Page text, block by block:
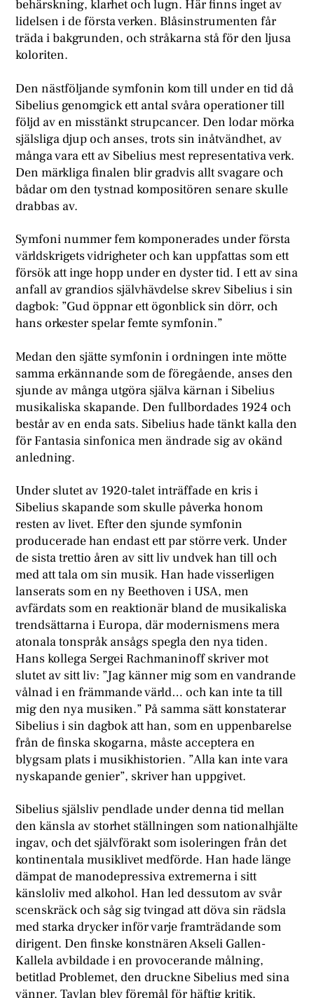
behärskning, klarhet och lugn. Här finns inget av
lidelsen i de första verken. Blåsinstrumenten får
träda i bakgrunden, och stråkarna stå för den ljusa
koloriten.
Den nästföljande symfonin kom till under en tid då
Sibelius genomgick ett antal svåra operationer till
följd av en misstänkt strupcancer. Den lodar mörka
själsliga djup och anses, trots sin inåtvändhet, av
många vara ett av Sibelius mest representativa verk.
Den märkliga finalen blir gradvis allt svagare och
bådar om den tystnad kompositören senare skulle
drabbas av.
Symfoni nummer fem komponerades under första
världskrigets vidrigheter och kan uppfattas som ett
försök att inge hopp under en dyster tid. I ett av sina
anfall av grandios självhävdelse skrev Sibelius i sin
dagbok: ”Gud öppnar ett ögonblick sin dörr, och
hans orkester spelar femte symfonin.”
Medan den sjätte symfonin i ordningen inte mötte
samma erkännande som de föregående, anses den
sjunde av många utgöra själva kärnan i Sibelius
musikaliska skapande. Den fullbordades 1924 och
består av en enda sats. Sibelius hade tänkt kalla den
för Fantasia sinfonica men ändrade sig av okänd
anledning.
Under slutet av 1920-talet inträffade en kris i
Sibelius skapande som skulle påverka honom
resten av livet. Efter den sjunde symfonin
producerade han endast ett par större verk. Under
de sista trettio åren av sitt liv undvek han till och
med att tala om sin musik. Han hade visserligen
lanserats som en ny Beethoven i USA, men
avfärdats som en reaktionär bland de musikaliska
trendsättarna i Europa, där modernismens mera
atonala tonspråk ansågs spegla den nya tiden.
Hans kollega Sergei Rachmaninoff skriver mot
slutet av sitt liv: ”Jag känner mig som en vandrande
vålnad i en främmande värld… och kan inte ta till
mig den nya musiken.” På samma sätt konstaterar
Sibelius i sin dagbok att han, som en uppenbarelse
från de finska skogarna, måste acceptera en
blygsam plats i musikhistorien. ”Alla kan inte vara
nyskapande genier”, skriver han uppgivet.
Sibelius själsliv pendlade under denna tid mellan
den känsla av storhet ställningen som nationalhjälte
ingav, och det självförakt som isoleringen från det
kontinentala musiklivet medförde. Han hade länge
dämpat de manodepressiva extremerna i sitt
känsloliv med alkohol. Han led dessutom av svår
scenskräck och såg sig tvingad att döva sin rädsla
med starka drycker inför varje framträdande som
dirigent. Den finske konstnären Akseli Gallen-
Kallela avbildade i en provocerande målning,
betitlad Problemet, den druckne Sibelius med sina
vänner. Tavlan blev föremål för häftig kritik,